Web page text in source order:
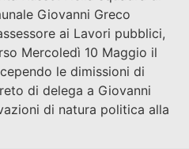
Giovanni Greco
ai Lavori pubblici,
Mercoledì 10 Maggio il
le dimissioni di
di delega a Giovanni
di natura politica alla